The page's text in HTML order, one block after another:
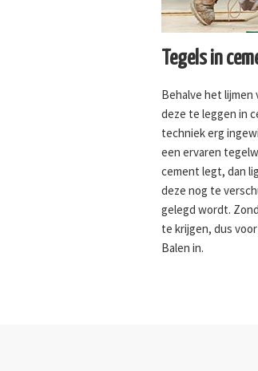
Tegels in
Behalve het lijmen
deze te leggen in
techniek erg
een ervaren
cement legt, dan
deze nog te
gelegd wordt.
te krijgen, dus
Balen in.